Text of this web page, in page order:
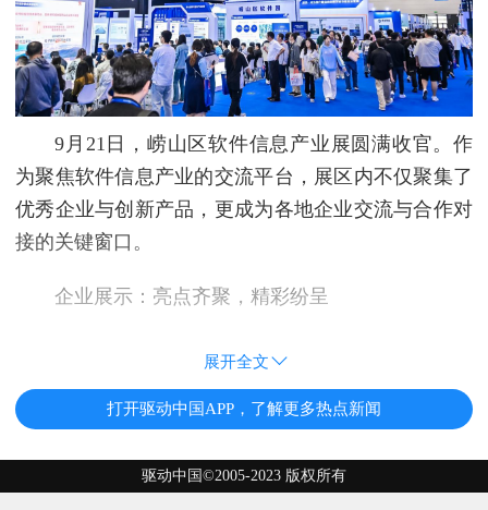
9月21日，崂山区软件信息产业展圆满收官。作
为聚焦软件信息产业的交流平台，展区内不仅聚集了
优秀企业与创新产品，更成为各地企业交流与合作对
接的关键窗口。
企业展示：亮点齐聚，精彩纷呈
展开全文
打开驱动中国APP，了解更多热点新闻
驱动中国©2005-2023 版权所有